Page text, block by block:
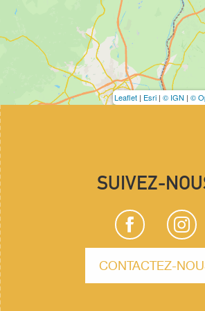
Leaflet | Esri | © IGN | ©
SUIVEZ-
CONTACTEZ-